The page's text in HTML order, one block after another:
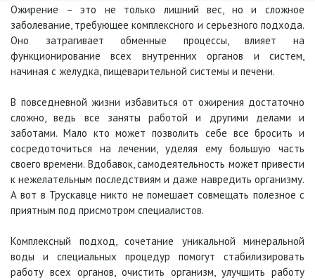
Ожирение – это не только лишний вес, но и сложное
заболевание, требующее комплексного и серьезного подхода.
Оно затрагивает обменные процессы, влияет на
функционирование всех внутренних органов и систем,
начиная с желудка, пищеварительной системы и печени.
В повседневной жизни избавиться от ожирения достаточно
сложно, ведь все заняты работой и другими делами и
заботами. Мало кто может позволить себе все бросить и
сосредоточиться на лечении, уделяя ему большую часть
своего времени. Вдобавок, самодеятельность может привести
к нежелательным последствиям и даже навредить организму.
А вот в Трускавце никто не помешает совмещать полезное с
приятным под присмотром специалистов.
Комплексный подход, сочетание уникальной минеральной
воды и специальных процедур помогут стабилизировать
работу всех органов, очистить организм, улучшить работу